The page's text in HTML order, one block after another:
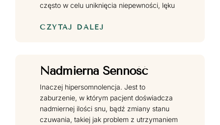
często w celu uniknięcia niepewności, lęku
CZYTAJ DALEJ
Nadmierna Senność
Inaczej hipersomnolencja. Jest to
zaburzenie, w którym pacjent doświadcza
nadmiernej ilości snu, bądź zmiany stanu
czuwania, takiej jak problem z utrzymaniem